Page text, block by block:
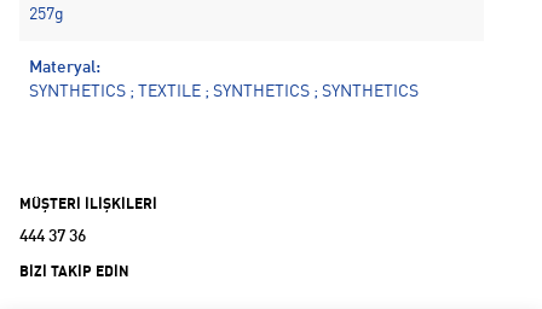
257g
Materyal:
SYNTHETICS ; TEXTILE ; SYNTHETICS ; SYNTHETICS
MÜŞTERİ İLİŞKİLERİ
444 37 36
BİZİ TAKİP EDİN